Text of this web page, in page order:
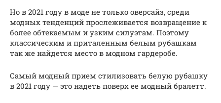
Но в 2021 году в моде не только оверсайз, среди
модных тенденций прослеживается возвращение к
более обтекаемым и узким силуэтам. Поэтому
классическим и приталенным белым рубашкам
так же найдется место в модном гардеробе.
Самый модный прием стилизовать белую рубашку
в 2021 году — это надеть поверх ее модный бралетт.